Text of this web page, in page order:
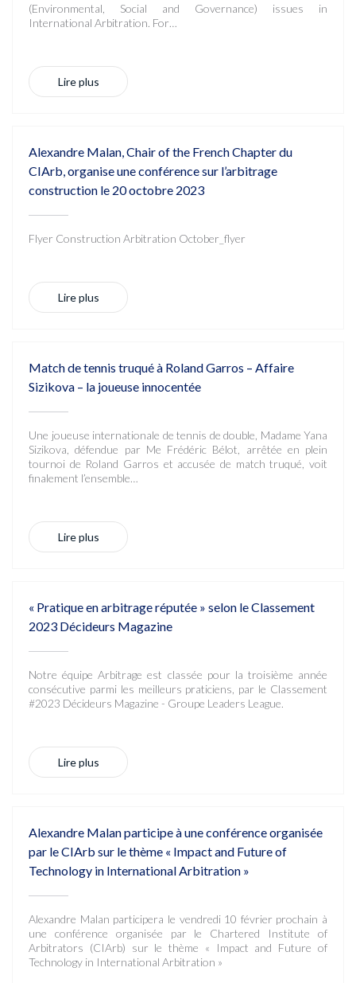
(Environmental, Social and Governance) issues in
International Arbitration. For…
Lire plus
Alexandre Malan, Chair of the French Chapter du
CIArb, organise une conférence sur l’arbitrage
construction le 20 octobre 2023
Flyer Construction Arbitration October_flyer
Lire plus
Match de tennis truqué à Roland Garros – Affaire
Sizikova – la joueuse innocentée
Une joueuse internationale de tennis de double, Madame Yana
Sizikova, défendue par Me Frédéric Bélot, arrêtée en plein
tournoi de Roland Garros et accusée de match truqué, voit
finalement l’ensemble…
Lire plus
« Pratique en arbitrage réputée » selon le Classement
2023 Décideurs Magazine
Notre équipe Arbitrage est classée pour la troisième année
consécutive parmi les meilleurs praticiens, par le Classement
#2023 Décideurs Magazine - Groupe Leaders League.
Lire plus
Alexandre Malan participe à une conférence organisée
par le CIArb sur le thème « Impact and Future of
Technology in International Arbitration »
Alexandre Malan participera le vendredi 10 février prochain à
une conférence organisée par le Chartered Institute of
Arbitrators (CIArb) sur le thème « Impact and Future of
Technology in International Arbitration »